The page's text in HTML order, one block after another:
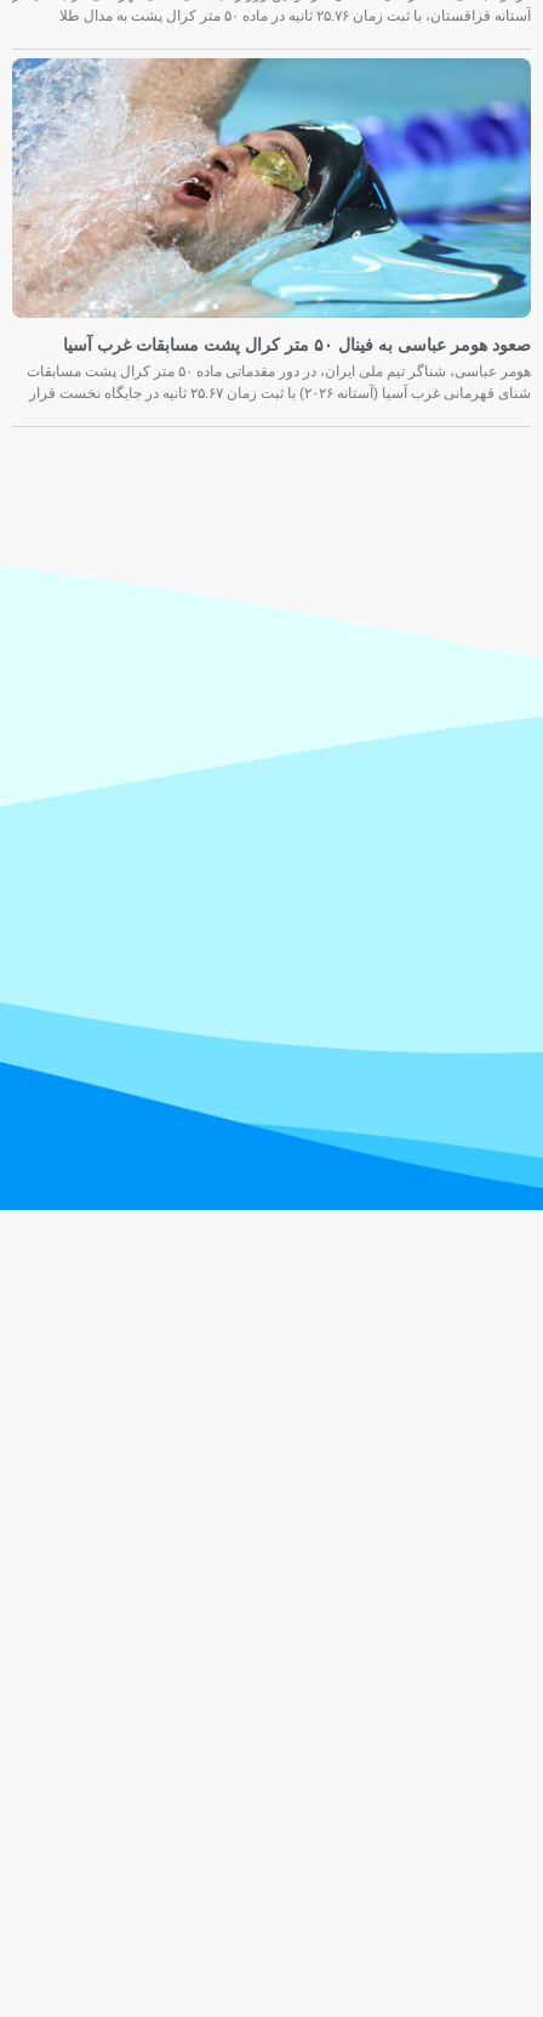
آستانه قزاقستان، با ثبت زمان ۲۵.۷۶ ثانیه در ماده ۵۰ متر کرال پشت به مدال طلا
صعود هومر عباسی به فینال ۵۰ متر کرال پشت مسابقات غرب آسیا
هومر عباسی، شناگر تیم ملی ایران، در دور مقدماتی ماده ۵۰ متر کرال پشت مسابقات
شنای قهرمانی غرب آسیا (آستانه ۲۰۲۶) با ثبت زمان ۲۵.۶۷ ثانیه در جایگاه نخست قرار